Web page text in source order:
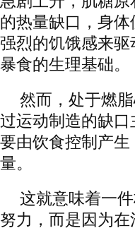
的热量缺口，身
强烈的饥饿感来
暴食的生理基础。
然而，处于燃
过运动制造的缺
要由饮食控制产
量。
这就意味着一
努力，而是因为在